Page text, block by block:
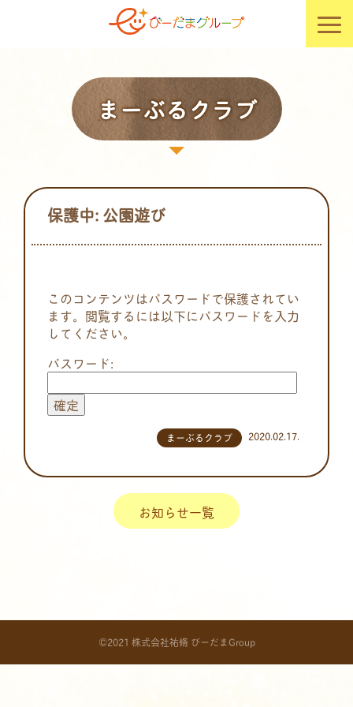
まーぶるクラブ
保護中: 公園遊び
このコンテンツはパスワードで保護されてい
ます。閲覧するには以下にパスワードを入力
してください。
パスワード:
2020.02.17.
まーぶるクラブ
お知らせ一覧
©2021 株式会社祐脩 びーだまGroup